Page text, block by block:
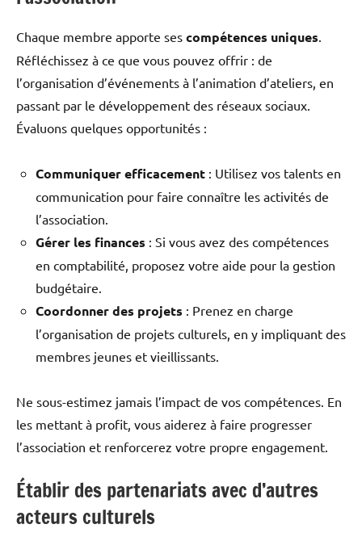
Chaque membre apporte ses compétences uniques.
Réfléchissez à ce que vous pouvez offrir : de
l’organisation d’événements à l’animation d’ateliers, en
passant par le développement des réseaux sociaux.
Évaluons quelques opportunités :
Communiquer efficacement : Utilisez vos talents en
communication pour faire connaître les activités de
l’association.
Gérer les finances : Si vous avez des compétences
en comptabilité, proposez votre aide pour la gestion
budgétaire.
Coordonner des projets : Prenez en charge
l’organisation de projets culturels, en y impliquant des
membres jeunes et vieillissants.
Ne sous-estimez jamais l’impact de vos compétences. En
les mettant à profit, vous aiderez à faire progresser
l’association et renforcerez votre propre engagement.
Établir des partenariats avec d’autres
acteurs culturels